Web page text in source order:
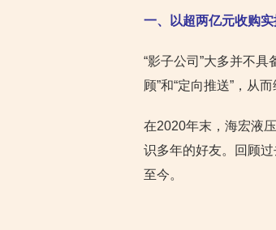
一、以超两亿元收购
“影子公司”大多并不
顾”和“定向推送”，从而
在2020年末，海宏液
识多年的好友。回顾
至今。